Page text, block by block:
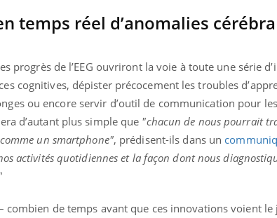
temps réel d’anomalies
progrès de l’EEG ouvriront la voie à toute une série
cognitives, dépister précocement les troubles
ou encore servir d’outil de communication pour
d’autant plus simple que "chacun de nous pourrait
un smartphone", prédisent-ils dans un
activités quotidiennes et la façon dont nous
combien de temps avant que ces innovations voient
ou
rend
Youtube
Insuline & Charge mentale : et si on
osait en parler??Youtube
En 2026, l'insuline dans le diabète de type 2
reste entourée d'idées reçues chez les
patients comme parfois chez les soignants.
L'été
sont ...